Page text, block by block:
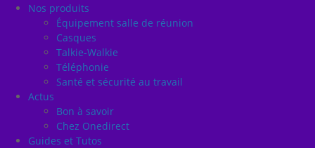
Nos produits
Équipement salle de réunion
Casques
Talkie-Walkie
Téléphonie
Santé et sécurité au travail
Actus
Bon à savoir
Chez Onedirect
Guides et Tutos